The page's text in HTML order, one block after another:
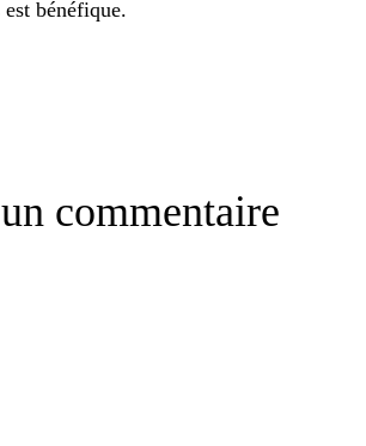
bénéfique.
commentaire